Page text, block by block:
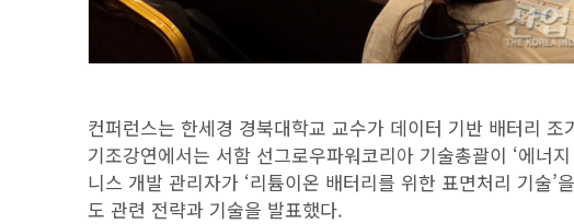
컨퍼런스는 한세경 경북대학교 교수가 데이터 기반 배터리
기조강연에서는 서함 선그로우파워코리아 기술총괄이 ‘에너
니스 개발 관리자가 ‘리튬이온 배터리를 위한 표면처리 기술
도 관련 전략과 기술을 발표했다.